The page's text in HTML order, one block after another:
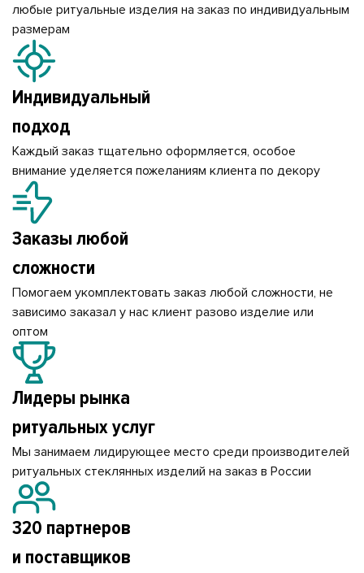
любые ритуальные изделия на заказ по индивидуальным
размерам
Индивидуальный
подход
Каждый заказ тщательно оформляется, особое
внимание уделяется пожеланиям клиента по декору
Заказы любой
сложности
Помогаем укомплектовать заказ любой сложности, не
зависимо заказал у нас клиент разово изделие или
оптом
Лидеры рынка
ритуальных услуг
Мы занимаем лидирующее место среди производителей
ритуальных стеклянных изделий на заказ в России
320 партнеров
и поставщиков